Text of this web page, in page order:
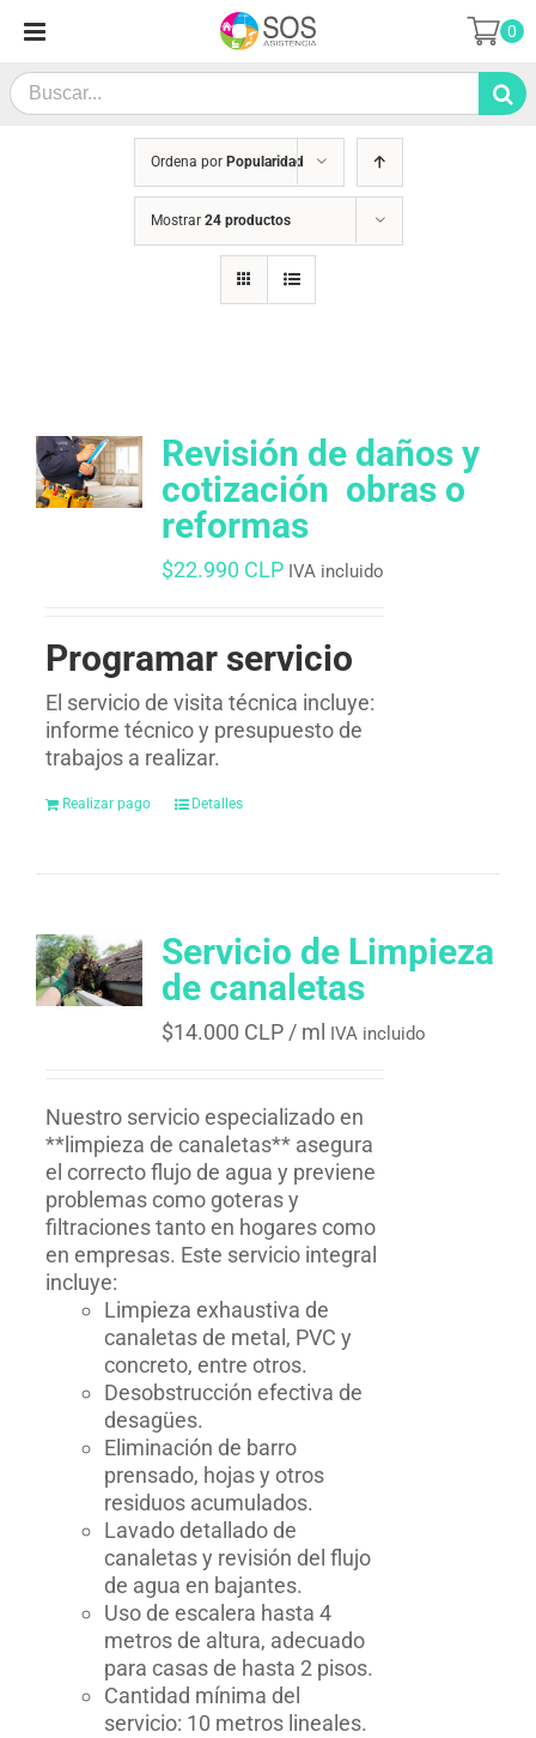
contenido
Search
for:
0
Ordena por Popularidad
Mostrar 24 productos
Revisión de daños y
cotización  obras o
reformas
$22.990 CLP IVA incluido
Programar servicio
El servicio de visita técnica incluye:
informe técnico y presupuesto de
trabajos a realizar.
Realizar pago Detalles
Servicio de Limpieza
de canaletas
$14.000 CLP/ ml IVA incluido
Nuestro servicio especializado en
**limpieza de canaletas** asegura
el correcto flujo de agua y previene
problemas como goteras y
filtraciones tanto en hogares como
en empresas. Este servicio integral
incluye:
Limpieza exhaustiva de
canaletas de metal, PVC y
concreto, entre otros.
Desobstrucción efectiva de
desagües.
Eliminación de barro
prensado, hojas y otros
residuos acumulados.
Lavado detallado de
canaletas y revisión del flujo
de agua en bajantes.
Uso de escalera hasta 4
metros de altura, adecuado
para casas de hasta 2 pisos.
Cantidad mínima del
servicio: 10 metros lineales.